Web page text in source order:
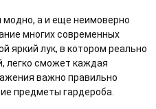
модно, а и еще неимоверно
многих современных
яркий лук, в котором реально
легко сможет каждая
важно правильно
предметы гардероба.